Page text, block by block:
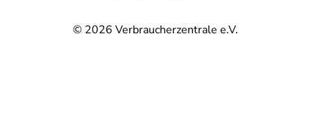
© 2026 Verbraucherzentrale e.V.